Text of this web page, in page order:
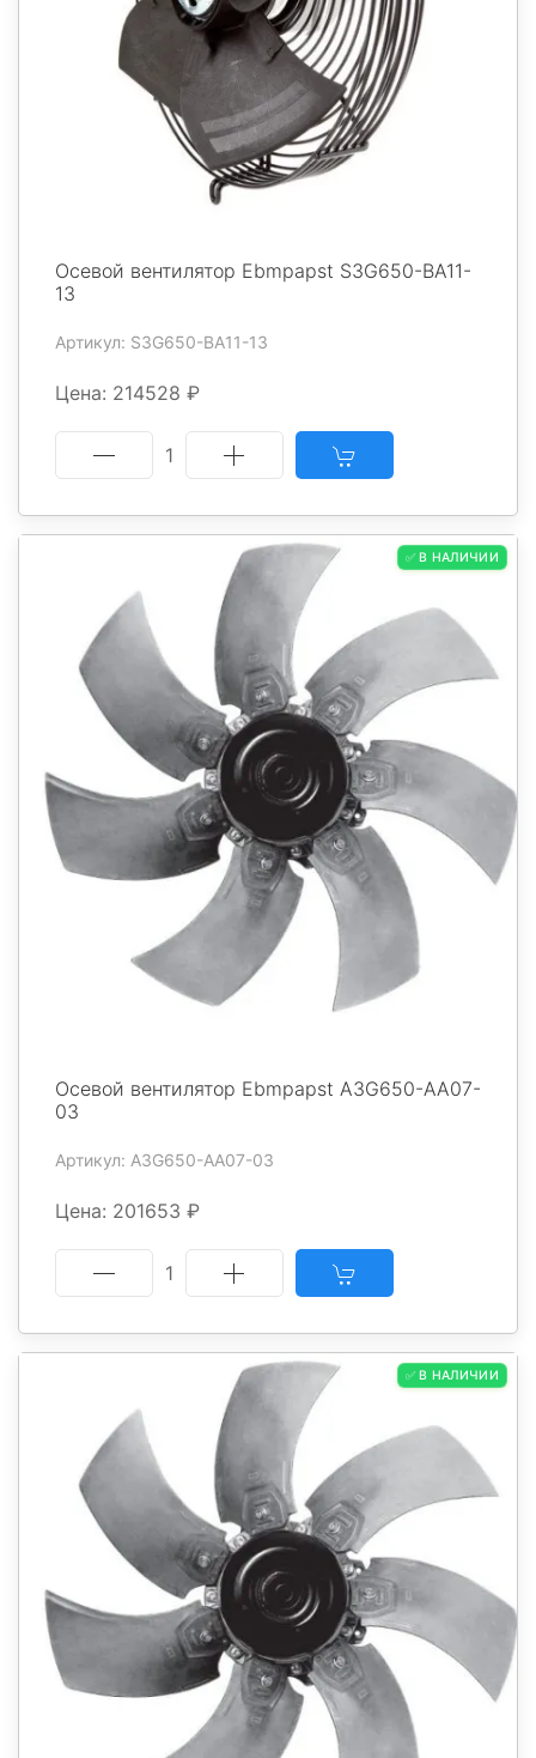
Осевой вентилятор Ebmpapst S3G650-BA11-
13
Артикул: S3G650-BA11-13
Цена: 214528 ₽
1
✅ В НАЛИЧИИ
Осевой вентилятор Ebmpapst A3G650-AA07-
03
Артикул: A3G650-AA07-03
Цена: 201653 ₽
1
✅ В НАЛИЧИИ